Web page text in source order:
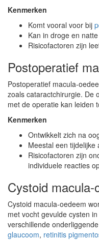
Kenmerken
Komt vooral voor bij
Kan in droge en
Risicofactoren zijn
Postoperatief
Postoperatief macula-
zoals cataractchirurgie. De
met de operatie kan leiden
Kenmerken
Ontwikkelt zich na
Meestal een tijdelijke
Risicofactoren zijn
individuele reacties
Cystoid
Cystoid macula-oedeem
met vocht gevulde cysten
verschillende
glaucoom, retinitis